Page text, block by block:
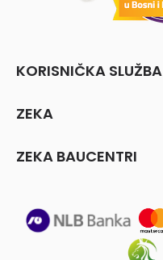
KORISNIČKA SLUŽBA
ZEKA
ZEKA BAUCENTRI